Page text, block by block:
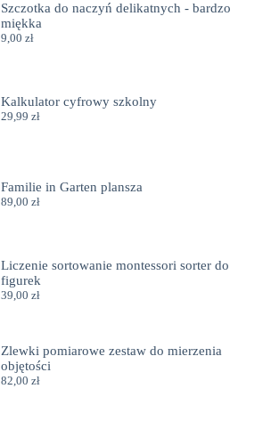
Szczotka do naczyń delikatnych - bardzo
miękka
9,00zł
Kalkulator cyfrowy szkolny
29,99zł
Familie in Garten plansza
89,00zł
Liczenie sortowanie montessori sorter do
figurek
39,00zł
Zlewki pomiarowe zestaw do mierzenia
objętości
82,00zł